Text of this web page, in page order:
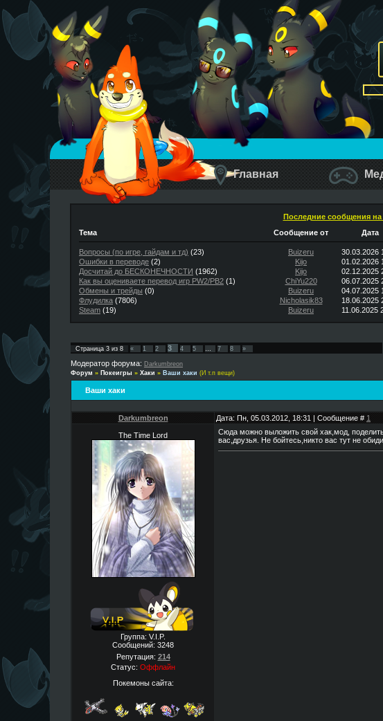
Главная
Последние сообщения
Тема
Сообщение от Дата
Вопросы (по игре, гайдам и тд) (23) Buizeru 30.03.2026
Ошибки в переводе (2) Kijo 01.02.2026
Досчитай до БЕСКОНЕЧНОСТИ (1962) Kijo 02.12.2025
Как вы оцениваете перевод игр PW2/PB2 (1) ChiYu220 06.07.2025
Обмены и трейды (0) Buizeru 04.07.2025
Флудилка (7806) Nicholasik83 18.06.2025
Steam (19) Buizeru 11.06.2025
Страница 3 из 8 « 1 2 3 4 5 … 7 8 »
Модератор форума: Darkumbreon
Форум » Покеигры » Хаки » Ваши хаки (И т.п вещи)
Ваши хаки
Darkumbreon Дата: Пн, 05.03.2012, 18:31 | Сообщение # 1
The Time Lord
Группа: V.I.P.
Сообщений: 3248
Репутация: 214
Статус: Оффлайн
Покемоны сайта:
Сюда можно выложить свой хак,мод,
вас,друзья. Не бойтесь,никто вас тут не